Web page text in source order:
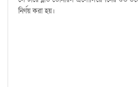
নির্ণয় করা হয়।